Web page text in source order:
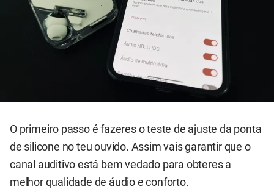
O primeiro passo é fazeres o teste de ajuste da ponta
de silicone no teu ouvido. Assim vais garantir que o
canal auditivo está bem vedado para obteres a
melhor qualidade de áudio e conforto.